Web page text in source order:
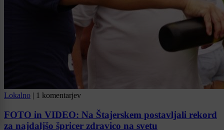
Lokalno | 1 komentarjev
FOTO in VIDEO: Na Štajerskem postavljali rekord
za najdaljšo špricer zdravico na svetu